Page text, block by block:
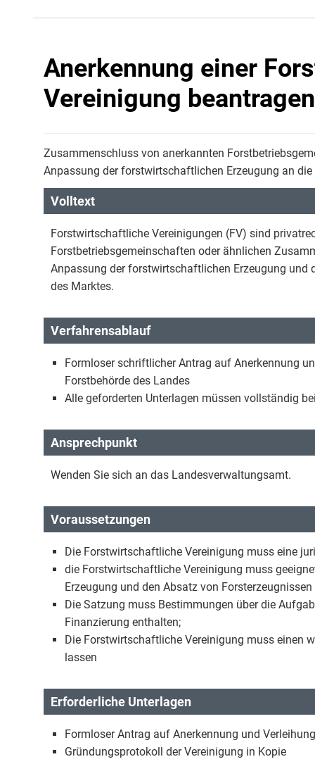
Anerkennung einer
Vereinigung beantragen
Zusammenschluss von anerkannten
Anpassung der forstwirtschaftlichen Erzeugung an
Volltext
Forstwirtschaftliche Vereinigungen (FV) sind
Forstbetriebsgemeinschaften oder ähnlichen
Anpassung der forstwirtschaftlichen Erzeugung und
des Marktes.
Verfahrensablauf
Formloser schriftlicher Antrag auf Anerkennung
Forstbehörde des Landes
Alle geforderten Unterlagen müssen vollständig
Ansprechpunkt
Wenden Sie sich an das Landesverwaltungsamt.
Voraussetzungen
Die Forstwirtschaftliche Vereinigung muss eine
die Forstwirtschaftliche Vereinigung muss
Erzeugung und den Absatz von
Die Satzung muss Bestimmungen über die
Finanzierung enthalten;
Die Forstwirtschaftliche Vereinigung muss einen
lassen
Erforderliche Unterlagen
Formloser Antrag auf Anerkennung und
Gründungsprotokoll der Vereinigung in Kopie